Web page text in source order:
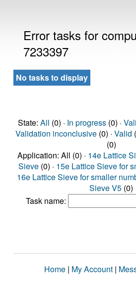
Error tasks for
7233397
No tasks to display
State: All (0) · In progress(0) ·
Validation inconclusive(0) · Valid
(0)
Application: All (0) · 14e Lattice
Sieve (0) · 15e Lattice Sieve for
16e Lattice Sieve for smaller
Sieve V5 (0)
Task name:
Home | My Account |